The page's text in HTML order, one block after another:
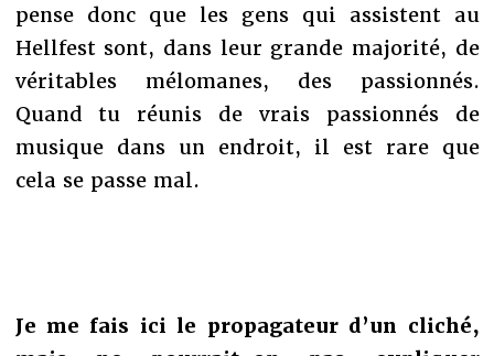
pense donc que les gens qui assistent au
Hellfest sont, dans leur grande majorité, de
véritables mélomanes, des passionnés.
Quand tu réunis de vrais passionnés de
musique dans un endroit, il est rare que
cela se passe mal.
Je me fais ici le propagateur d’un cliché,